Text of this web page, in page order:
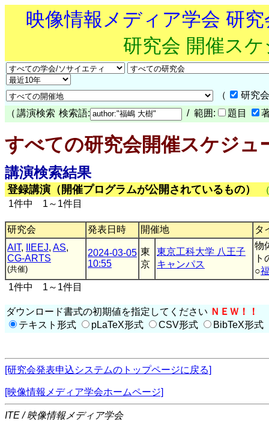
映像情報メディア学会 研
研究会 開催ス
（
研究
（ 講演検索 検索語: / 範囲: 題目
すべての研究会開催スケジュ
講演検索結果
登録講演（開催プログラムが公開されているもの）
1件中 1～1件目
研究会 発表日時 開催地
タ
AIT, IIEEJ, AS,
CG-ARTS
(共催)
2024-03-05
10:55
東
京
東京工科大学 八王子
キャンパス
物
○
1件中 1～1件目
ダウンロード書式の初期値を指定してください ＮＥＷ！！
テキスト形式
pLaTeX形式 CSV形式 BibTeX形式
[研究会発表申込システムのトップページに戻る]
[映像情報メディア学会ホームページ]
ITE / 映像情報メディア学会